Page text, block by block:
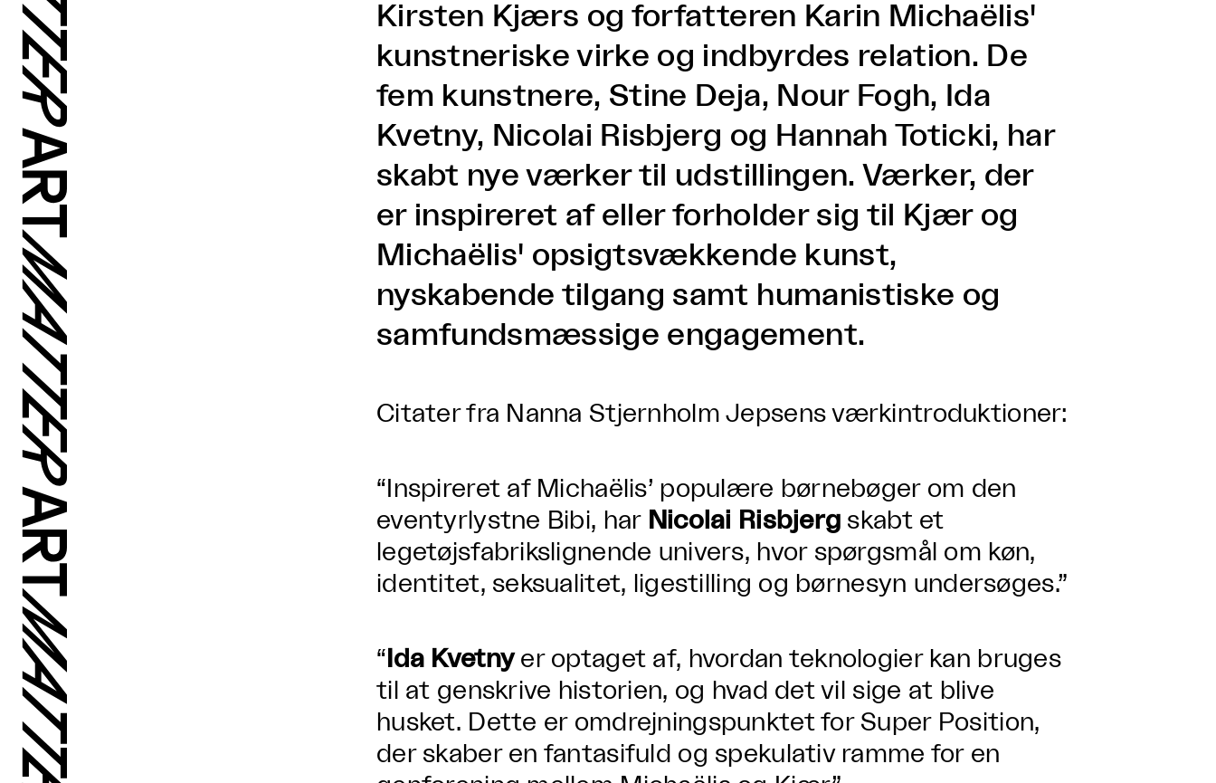
Kirsten Kjærs og forfatteren Karin Michaëlis'
kunstneriske virke og indbyrdes relation. De
fem kunstnere, Stine Deja, Nour Fogh, Ida
Kvetny, Nicolai Risbjerg og Hannah Toticki, har
skabt nye værker til udstillingen. Værker, der
er inspireret af eller forholder sig til Kjær og
Michaëlis' opsigtsvækkende kunst,
nyskabende tilgang samt humanistiske og
samfundsmæssige engagement.
Citater fra Nanna Stjernholm Jepsens værkintroduktioner:
“Inspireret af Michaëlis’ populære børnebøger om den
eventyrlystne Bibi, har Nicolai Risbjerg skabt et
legetøjsfabrikslignende univers, hvor spørgsmål om køn,
identitet, seksualitet, ligestilling og børnesyn undersøges.”
“ Ida Kvetnyer optaget af, hvordan teknologier kan bruges
til at genskrive historien, og hvad det vil sige at blive
husket. Dette er omdrejningspunktet for Super Position,
der skaber en fantasifuld og spekulativ ramme for en